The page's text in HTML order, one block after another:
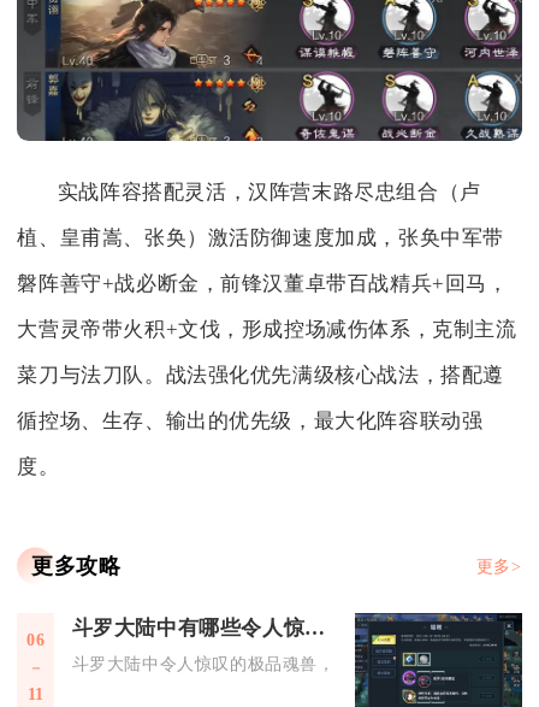
实战阵容搭配灵活，汉阵营末路尽忠组合（卢
植、皇甫嵩、张奂）激活防御速度加成，张奂中军带
磐阵善守+战必断金，前锋汉董卓带百战精兵+回马，
大营灵帝带火积+文伐，形成控场减伤体系，克制主流
菜刀与法刀队。战法强化优先满级核心战法，搭配遵
循控场、生存、输出的优先级，最大化阵容联动强
度。
更多攻略 更多>
06
11
斗罗大陆中有哪些令人惊叹的极品魂兽
斗罗大陆中令人惊叹的极品魂兽，以深海魔鲸王、天青牛蟒